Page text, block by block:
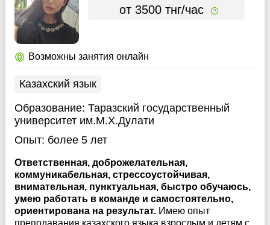
от 3500 тнг/час
Возможны занятия онлайн
Казахский язык
Образование: Таразский государственный
университет им.М.Х.Дулати
Опыт: более 5 лет
Ответственная, доброжелательная,
коммуникабельная, стрессоустойчивая,
внимательная, пунктуальная, быстро обучаюсь,
умею работать в команде и самостоятельно,
ориентирована на результат. Имею опыт
преподавания казахского языка взрослым и детям с